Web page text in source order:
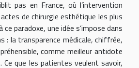
pas en France, où l’intervention
de chirurgie esthétique les plus
ce paradoxe, une idée s’impose dans
: la transparence médicale, chiffrée,
comme meilleur antidote
Ce que les patientes veulent savoir,